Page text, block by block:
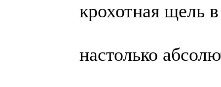
крохотная щель
настолько